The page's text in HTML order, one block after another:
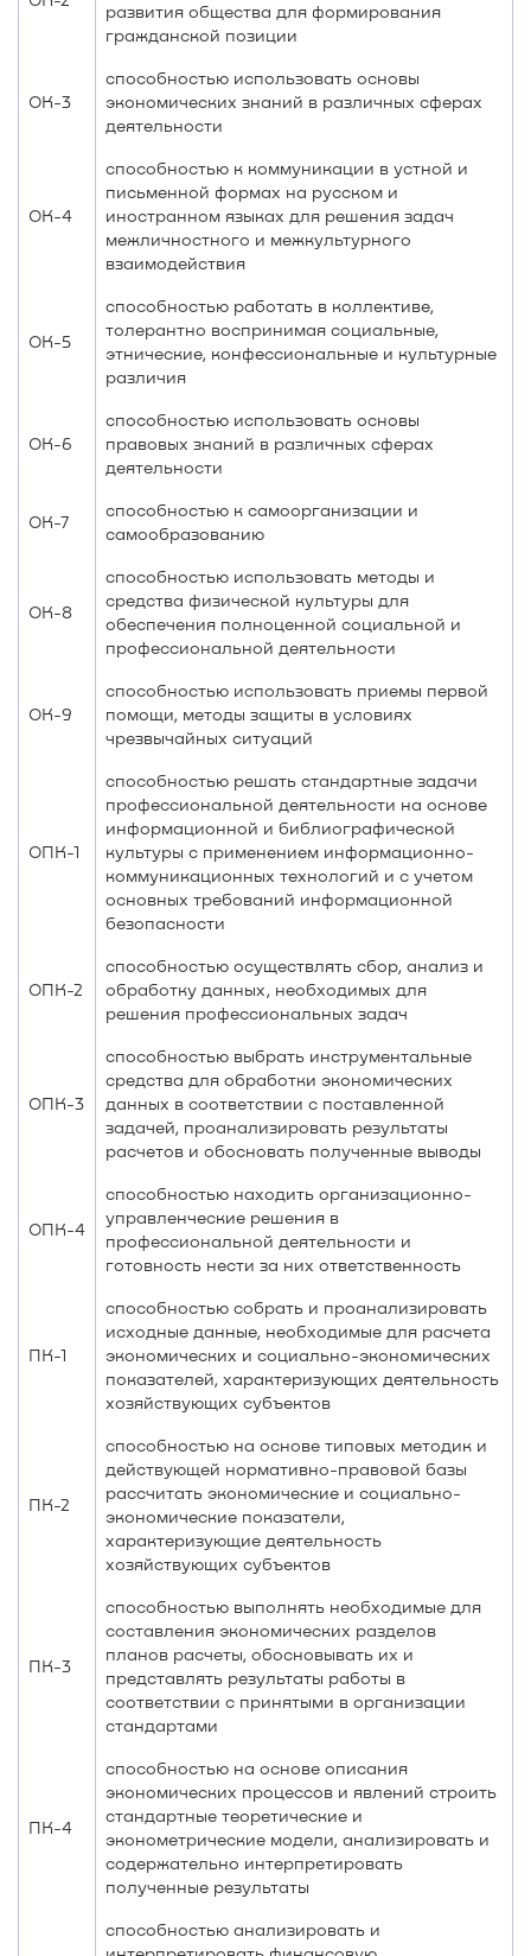
развития общества для формирования
гражданской позиции
ОК-3
способностью использовать основы
экономических знаний в различных сферах
деятельности
ОК-4
способностью к коммуникации в устной и
письменной формах на русском и
иностранном языках для решения задач
межличностного и межкультурного
взаимодействия
ОК-5
способностью работать в коллективе,
толерантно воспринимая социальные,
этнические, конфессиональные и культурные
различия
ОК-6
способностью использовать основы
правовых знаний в различных сферах
деятельности
ОК-7
способностью к самоорганизации и
самообразованию
ОК-8
способностью использовать методы и
средства физической культуры для
обеспечения полноценной социальной и
профессиональной деятельности
ОК-9
способностью использовать приемы первой
помощи, методы защиты в условиях
чрезвычайных ситуаций
ОПК-1
способностью решать стандартные задачи
профессиональной деятельности на основе
информационной и библиографической
культуры с применением информационно-
коммуникационных технологий и с учетом
основных требований информационной
безопасности
ОПК-2
способностью осуществлять сбор, анализ и
обработку данных, необходимых для
решения профессиональных задач
ОПК-3
способностью выбрать инструментальные
средства для обработки экономических
данных в соответствии с поставленной
задачей, проанализировать результаты
расчетов и обосновать полученные выводы
ОПК-4
способностью находить организационно-
управленческие решения в
профессиональной деятельности и
готовность нести за них ответственность
ПК-1
способностью собрать и проанализировать
исходные данные, необходимые для расчета
экономических и социально-экономических
показателей, характеризующих деятельность
хозяйствующих субъектов
ПК-2
способностью на основе типовых методик и
действующей нормативно-правовой базы
рассчитать экономические и социально-
экономические показатели,
характеризующие деятельность
хозяйствующих субъектов
ПК-3
способностью выполнять необходимые для
составления экономических разделов
планов расчеты, обосновывать их и
представлять результаты работы в
соответствии с принятыми в организации
стандартами
ПК-4
способностью на основе описания
экономических процессов и явлений строить
стандартные теоретические и
эконометрические модели, анализировать и
содержательно интерпретировать
полученные результаты
способностью анализировать и